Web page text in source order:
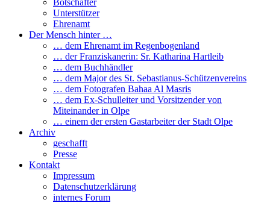
Botschafter
Unterstützer
Ehrenamt
Der Mensch hinter …
… dem Ehrenamt im Regenbogenland
… der Franziskanerin: Sr. Katharina Hartleib
… dem Buchhändler
… dem Major des St. Sebastianus-Schützenvereins
… dem Fotografen Bahaa Al Masris
… dem Ex-Schulleiter und Vorsitzender von
Miteinander in Olpe
… einem der ersten Gastarbeiter der Stadt Olpe
Archiv
geschafft
Presse
Kontakt
Impressum
Datenschutzerklärung
internes Forum